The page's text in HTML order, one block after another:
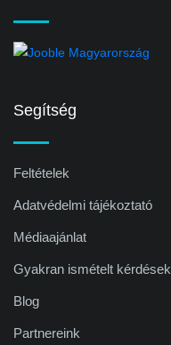
Segítség
Feltételek
Adatvédelmi tájékoztató
Médiaajánlat
Gyakran ismételt kérdések
Blog
Partnereink